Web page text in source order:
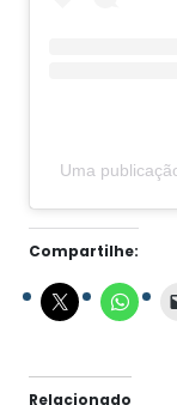
Uma
Compartilhe:
Relacionado